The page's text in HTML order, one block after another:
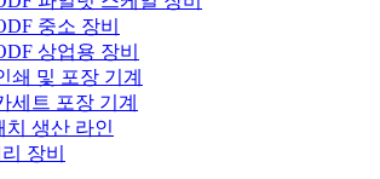
중소 장비
상업용 장비
쇄 및 포장 기계
세트 포장 기계
치 생산 라인
장비